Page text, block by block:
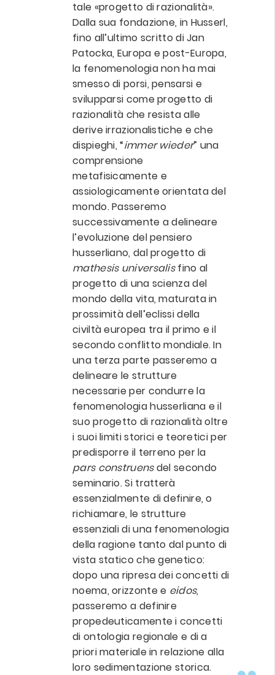
tale «progetto di razionalità».
Dalla sua fondazione, in Husserl,
fino all’ultimo scritto di Jan
Patocka, Europa e post-Europa,
la fenomenologia non ha mai
smesso di porsi, pensarsi e
svilupparsi come progetto di
razionalità che resista alle
derive irrazionalistiche e che
dispieghi, “immer wieder” una
comprensione
metafisicamente e
assiologicamente orientata del
mondo. Passeremo
successivamente a delineare
l’evoluzione del pensiero
husserliano, dal progetto di
mathesis universalisfino al
progetto di una scienza del
mondo della vita, maturata in
prossimità dell’eclissi della
civiltà europea tra il primo e il
secondo conflitto mondiale. In
una terza parte passeremo a
delineare le strutture
necessarie per condurre la
fenomenologia husserliana e il
suo progetto di razionalità oltre
i suoi limiti storici e teoretici per
predisporre il terreno per la
pars construensdel secondo
seminario. Si tratterà
essenzialmente di definire, o
richiamare, le strutture
essenziali di una fenomenologia
della ragione tanto dal punto di
vista statico che genetico:
dopo una ripresa dei concetti di
noema, orizzonte e eidos,
passeremo a definire
propedeuticamente i concetti
di ontologia regionale e di a
priori materiale in relazione alla
loro sedimentazione storica.